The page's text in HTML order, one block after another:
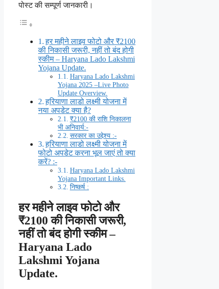
पोस्ट की सम्पूर्ण जानकारी।
हर महीने लाइव फोटो और ₹2100
की निकासी जरूरी, नहीं तो बंद होगी
स्कीम – Haryana Lado Lakshmi
Yojana Update.
Haryana Lado Lakshmi
Yojana 2025 –Live Photo
Update Overview.
हरियाणा लाडो लक्ष्मी योजना में
नया अपडेट क्या है?
₹2100 की राशि निकालना
भी अनिवार्य:-
सरकार का उद्देश्य :-
हरियाणा लाडो लक्ष्मी योजना में
फोटो अपडेट करना भूल जाएं तो क्या
करें? :-
Haryana Lado Lakshmi
Yojana Important Links.
निष्कर्ष :
हर महीने लाइव फोटो और
₹2100 की निकासी जरूरी,
नहीं तो बंद होगी स्कीम –
Haryana Lado
Lakshmi Yojana
Update.